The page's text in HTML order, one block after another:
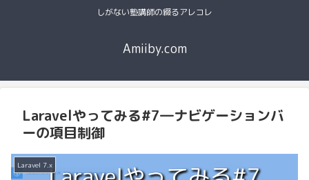
しがない塾講師の綴るアレコレ
Amiiby.com
Laravelやってみる#7―ナビゲーションバ
ーの項目制御
Laravel 7.x